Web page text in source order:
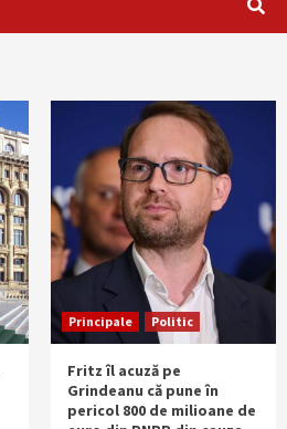
Principale Politic
Fritz îl acuză pe
Grindeanu că pune în
pericol 800 de milioane de